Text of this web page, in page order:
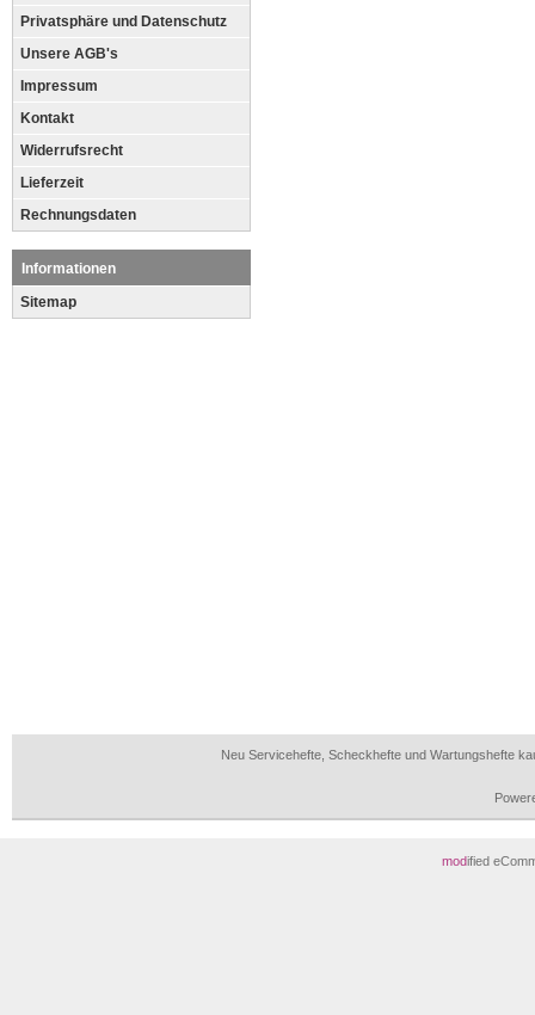
Privatsphäre und Datenschutz
Unsere AGB's
Impressum
Kontakt
Widerrufsrecht
Lieferzeit
Rechnungsdaten
Informationen
Sitemap
Neu Servicehefte, Scheckhefte und Wartungshefte
modified